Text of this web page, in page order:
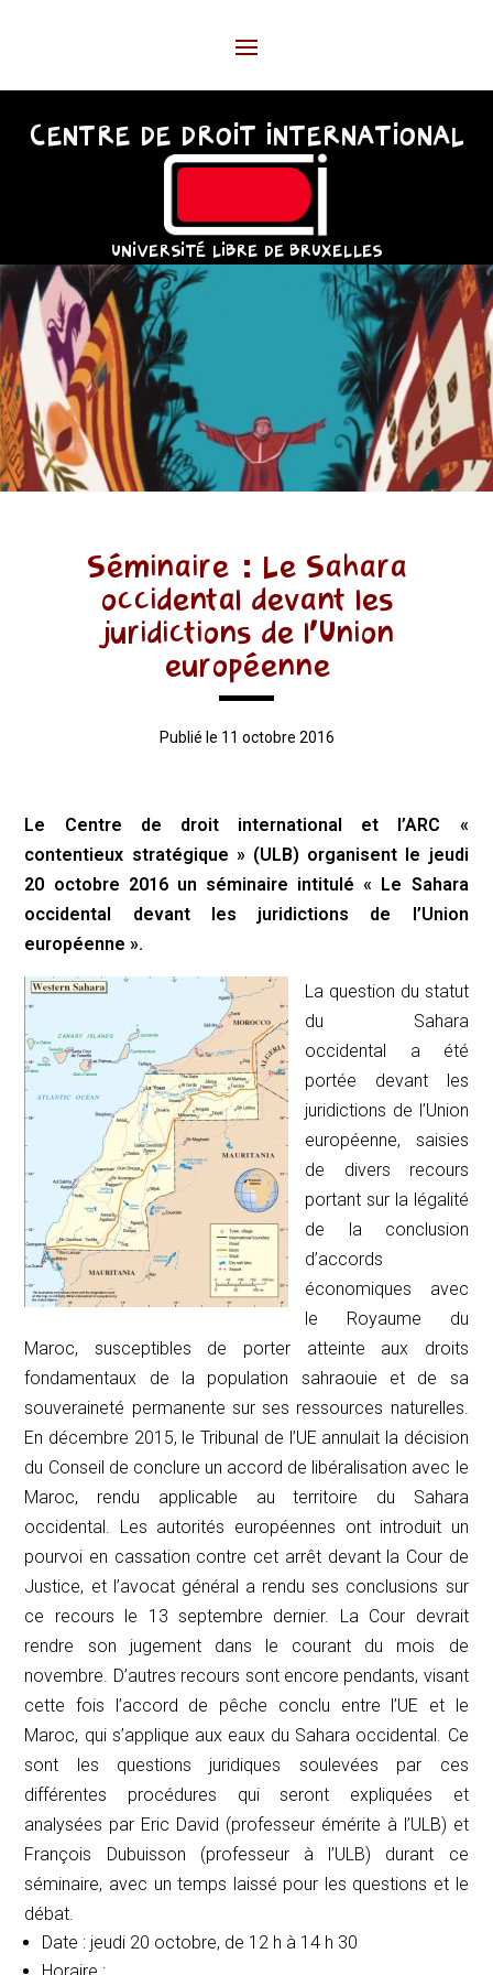
CENTRE DE DROIT INTERNATIONAL
UNIVERSITÉ LIBRE DE BRUXELLES
Séminaire : Le Sahara
occidental devant les
juridictions de l’Union
européenne
Publié le 11 octobre 2016
Le Centre de droit international et l’ARC «
contentieux stratégique » (ULB) organisent le jeudi
20 octobre 2016 un séminaire intitulé « Le Sahara
occidental devant les juridictions de l’Union
européenne ».
La question du statut
du Sahara
occidental a été
portée devant les
juridictions de l’Union
européenne, saisies
de divers recours
portant sur la légalité
de la conclusion
d’accords
économiques avec
le Royaume du
Maroc, susceptibles de porter atteinte aux droits
fondamentaux de la population sahraouie et de sa
souveraineté permanente sur ses ressources naturelles.
En décembre 2015, le Tribunal de l’UE annulait la décision
du Conseil de conclure un accord de libéralisation avec le
Maroc, rendu applicable au territoire du Sahara
occidental. Les autorités européennes ont introduit un
pourvoi en cassation contre cet arrêt devant la Cour de
Justice, et l’avocat général a rendu ses conclusions sur
ce recours le 13 septembre dernier. La Cour devrait
rendre son jugement dans le courant du mois de
novembre. D’autres recours sont encore pendants, visant
cette fois l’accord de pêche conclu entre l’UE et le
Maroc, qui s’applique aux eaux du Sahara occidental. Ce
sont les questions juridiques soulevées par ces
différentes procédures qui seront expliquées et
analysées par Eric David (professeur émérite à l’ULB) et
François Dubuisson (professeur à l’ULB) durant ce
séminaire, avec un temps laissé pour les questions et le
débat.
Date : jeudi 20 octobre, de 12 h à 14 h 30